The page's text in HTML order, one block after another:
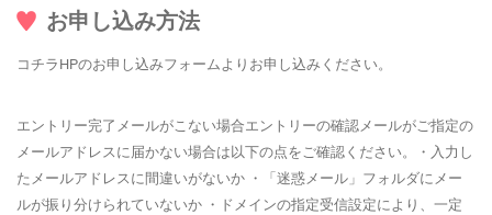
お申し込み方法
コチラHPのお申し込みフォームよりお申し込みください。
エントリー完了メールがこない場合エントリーの確認メールがご指定の
メールアドレスに届かない場合は以下の点をご確認ください。・入力し
たメールアドレスに間違いがないか ・「迷惑メール」フォルダにメー
ルが振り分けられていないか ・ドメインの指定受信設定により、一定